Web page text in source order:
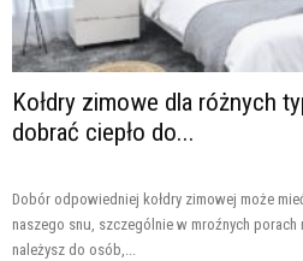
Kołdry zimowe dla różnych
dobrać ciepło do...
Dobór odpowiedniej kołdry zimowej może
naszego snu, szczególnie w mroźnych
należysz do osób,...